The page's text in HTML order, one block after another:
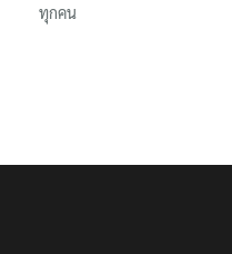
ทุกคน